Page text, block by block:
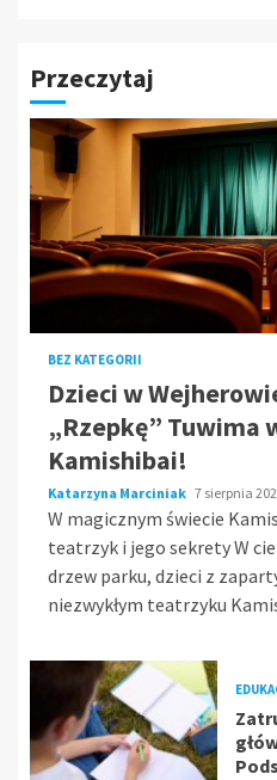
Przeczytaj
BEZ KATEGORII
Dzieci w
„Rzepkę” Tuwima
Kamishibai!
Katarzyna Marciniak 7 sierpnia
W magicznym świecie
teatrzyk i jego sekrety W
drzew parku, dzieci z
niezwykłym teatrzyku